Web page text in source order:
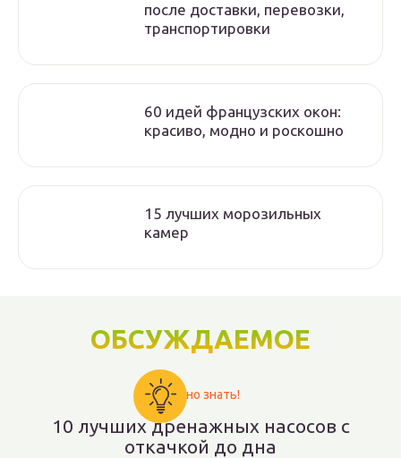
после доставки, перевозки,
транспортировки
60 идей французских окон:
красиво, модно и роскошно
15 лучших морозильных
камер
ОБСУЖДАЕМОЕ
Важно знать!
10 лучших дренажных насосов с
откачкой до дна